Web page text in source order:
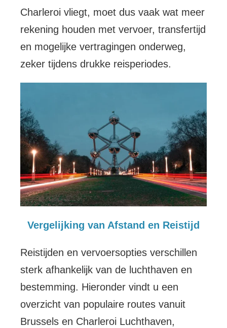
Charleroi vliegt, moet dus vaak wat meer
rekening houden met vervoer, transfertijd
en mogelijke vertragingen onderweg,
zeker tijdens drukke reisperiodes.
Vergelijking van Afstand en Reistijd
Reistijden en vervoersopties verschillen
sterk afhankelijk van de luchthaven en
bestemming. Hieronder vindt u een
overzicht van populaire routes vanuit
Brussels en Charleroi Luchthaven,